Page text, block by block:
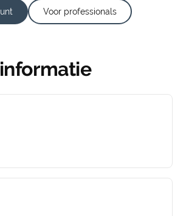
Voor professionals